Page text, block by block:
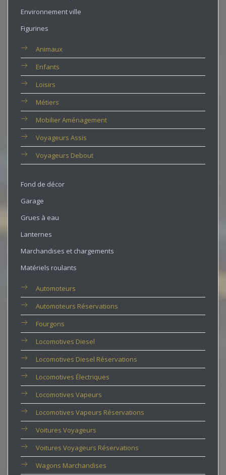
Environnement ville
Figurines
Animaux
Enfants
Loisirs
Métiers
Mobilier Aménagement
Voyageurs Assis
Voyageurs Debout
Fond de décor
Garage
Grues à eau
Lanternes
Marchandises et chargements
Matériels roulants
Automoteurs
Automoteurs Réservations
Fourgons
Locomotives Diesel
Locomotives Diesel Réservations
Locomotives Électriques
Locomotives Vapeurs
Locomotives Vapeurs Réservations
Voitures Voyageurs
Voitures Voyageurs Réservations
Wagons Marchandises